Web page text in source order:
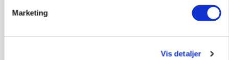
Marketing
Vis detaljer